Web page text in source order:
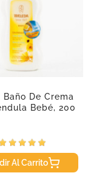
De Crema
Bebé, 200
Al Carrito